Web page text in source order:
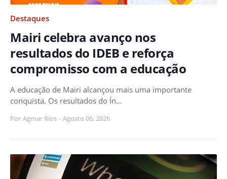
Destaques
Mairi celebra avanço nos
resultados do IDEB e reforça
compromisso com a educação
A educação de Mairi alcançou mais uma importante
conquista. Os resultados do Ín…
Por Agmar Rios - Agosto 06, 2026